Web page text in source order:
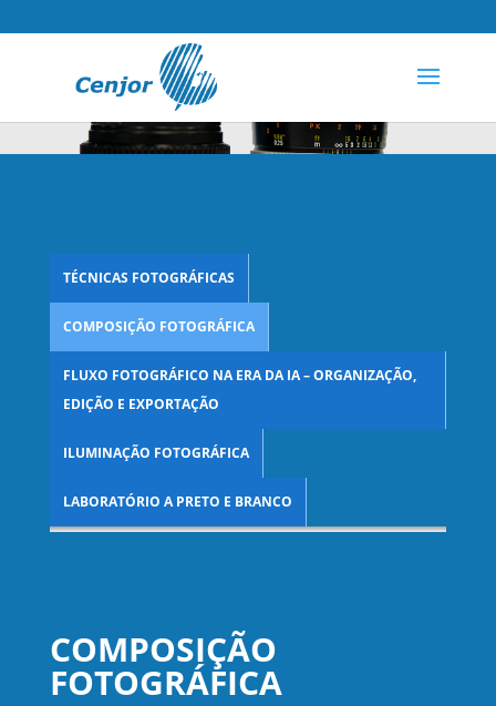
TÉCNICAS FOTOGRÁFICAS
COMPOSIÇÃO FOTOGRÁFICA
FLUXO FOTOGRÁFICO NA ERA DA IA – ORGANIZAÇÃO,
EDIÇÃO E EXPORTAÇÃO
ILUMINAÇÃO FOTOGRÁFICA
LABORATÓRIO A PRETO E BRANCO
COMPOSIÇÃO
FOTOGRÁFICA